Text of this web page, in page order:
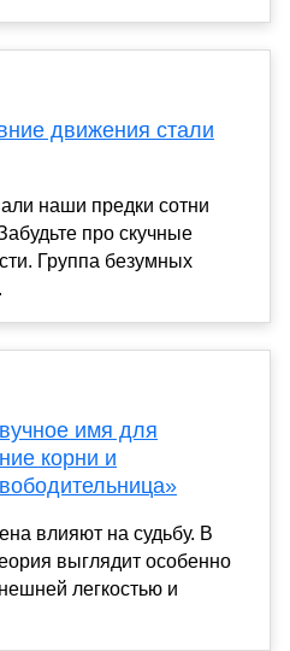
движения стали
наши предки сотни
про скучные
Группа безумных
имя для
корни и
влияют на судьбу. В
выглядит особенно
легкостью и